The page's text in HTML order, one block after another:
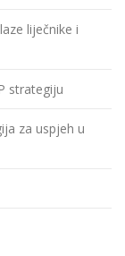
liječnike i
strategiju
za uspjeh u